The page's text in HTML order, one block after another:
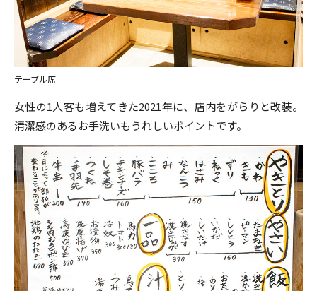
テーブル席
女性の1人客も増えてきた2021年に、店内をがらりと改装。
清潔感のあるお手洗いもうれしいポイントです。